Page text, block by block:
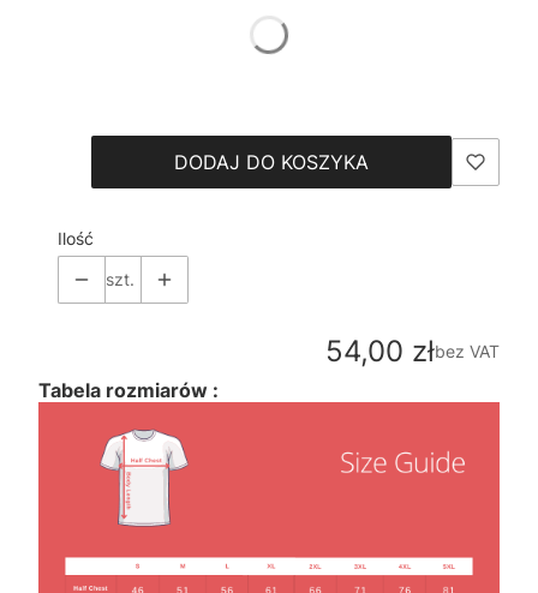
DODAJ DO KOSZYKA
Ilość
szt.
Cena
54,00 złbez VAT
Tabela rozmiarów :